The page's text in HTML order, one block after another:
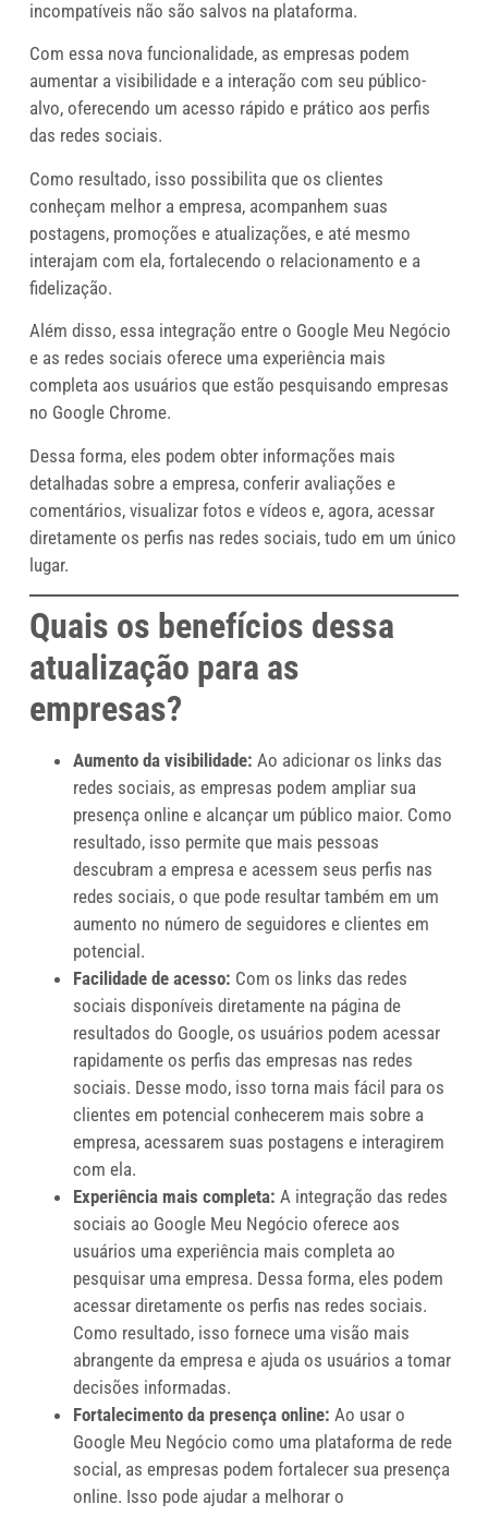
incompatíveis não são salvos na plataforma.
Com essa nova funcionalidade, as empresas podem
aumentar a visibilidade e a interação com seu público-
alvo, oferecendo um acesso rápido e prático aos perfis
das redes sociais.
Como resultado, isso possibilita que os clientes
conheçam melhor a empresa, acompanhem suas
postagens, promoções e atualizações, e até mesmo
interajam com ela, fortalecendo o relacionamento e a
fidelização.
Além disso, essa integração entre o Google Meu Negócio
e as redes sociais oferece uma experiência mais
completa aos usuários que estão pesquisando empresas
no Google Chrome.
Dessa forma, eles podem obter informações mais
detalhadas sobre a empresa, conferir avaliações e
comentários, visualizar fotos e vídeos e, agora, acessar
diretamente os perfis nas redes sociais, tudo em um único
lugar.
Quais os benefícios dessa
atualização para as
empresas?
Aumento da visibilidade: Ao adicionar os links das
redes sociais, as empresas podem ampliar sua
presença online e alcançar um público maior. Como
resultado, isso permite que mais pessoas
descubram a empresa e acessem seus perfis nas
redes sociais, o que pode resultar também em um
aumento no número de seguidores e clientes em
potencial.
Facilidade de acesso: Com os links das redes
sociais disponíveis diretamente na página de
resultados do Google, os usuários podem acessar
rapidamente os perfis das empresas nas redes
sociais. Desse modo, isso torna mais fácil para os
clientes em potencial conhecerem mais sobre a
empresa, acessarem suas postagens e interagirem
com ela.
Experiência mais completa: A integração das redes
sociais ao Google Meu Negócio oferece aos
usuários uma experiência mais completa ao
pesquisar uma empresa. Dessa forma, eles podem
acessar diretamente os perfis nas redes sociais.
Como resultado, isso fornece uma visão mais
abrangente da empresa e ajuda os usuários a tomar
decisões informadas.
Fortalecimento da presença online: Ao usar o
Google Meu Negócio como uma plataforma de rede
social, as empresas podem fortalecer sua presença
online. Isso pode ajudar a melhorar o